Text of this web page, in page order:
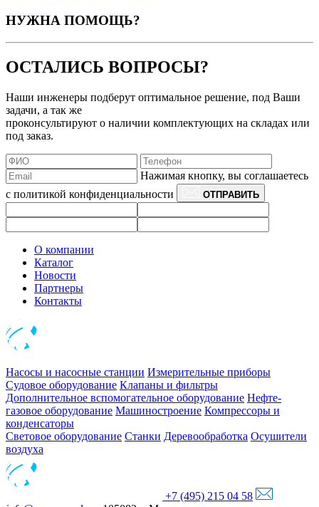
НУЖНА ПОМОЩЬ?
ОСТАЛИСЬ ВОПРОСЫ?
Наши инженеры подберут оптимальное решение, под Ваши
задачи, а так же
проконсультируют о наличии комплектующих на складах или
под заказ.
Нажимая кнопку, вы соглашаетесь
с политикой конфиденциальности
ОТПРАВИТЬ
О компании
Каталог
Новости
Партнеры
Контакты
Насосы и насосные станции Измерительные приборы
Судовое оборудование Клапаны и фильтры
Дополнительное вспомогательное оборудование Нефте-
газовое оборудование Машиностроение Компрессоры и
конденсаторы
Световое оборудование Станки Деревообработка Осушители
воздуха
+7 (495) 215 04 58